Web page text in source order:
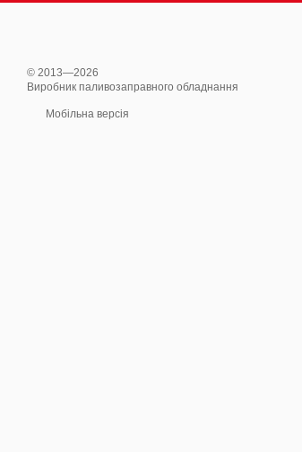
© 2013—2026
Виробник паливозаправного обладнання
Мобільна версія